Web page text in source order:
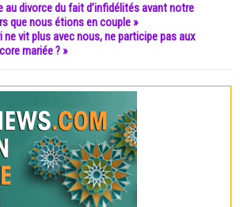
au divorce du fait d’infidélités avant notre
que nous étions en couple »
ne vit plus avec nous, ne participe pas aux
mariée ? »